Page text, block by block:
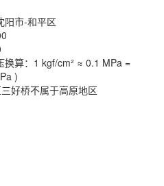
阳市-和平区
换算：1 kgf/cm² ≈ 0.1 MPa =
)
好桥不属于高原地区